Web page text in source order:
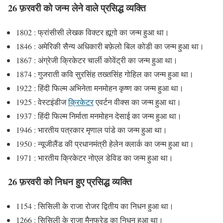
26 फ़रवरी को जन्म लेने वाले प्रसिद्ध व्यक्ति
1802 : फ्रांसीसी लेखक विक्टर ह्यूगो का जन्म हुआ था।
1846 : अमेरिकी सैन्य अधिकारी बफ़ेलो बिल कोडी का जन्म हुआ था।
1867 : अंग्रेजी क्रिकेटर चार्ली कोवेंट्री का जन्म हुआ था।
1874 : गुजराती कवि सुरसिंह तख्तसिंह गोहिल का जन्म हुआ था।
1922 : हिंदी फिल्म अभिनेता मनमोहन कृष्ण का जन्म हुआ था।
1925 : वेस्टइंडीजक्रिकेटरएवर्टन वीक्स का जन्म हुआ था।
1937 : हिंदी फिल्म निर्माता मनमोहन देसाई का जन्म हुआ था।
1946 : भारतीय पत्रकार मृणाल पांडे का जन्म हुआ था।
1950 : न्यूजीलैंड की प्रधानमंत्री हेलेन क्लार्क का जन्म हुआ था।
1971 : भारतीय क्रिकेटर नोएल डेविड का जन्म हुआ था।
26 फ़रवरी को निधन हुए प्रसिद्ध व्यक्ति
1154 : सिसिली के राजा रोजर द्वितीय का निधन हुआ था।
1266 : सिसिली के राजा मैनफ्रेड का निधन हुआ था।